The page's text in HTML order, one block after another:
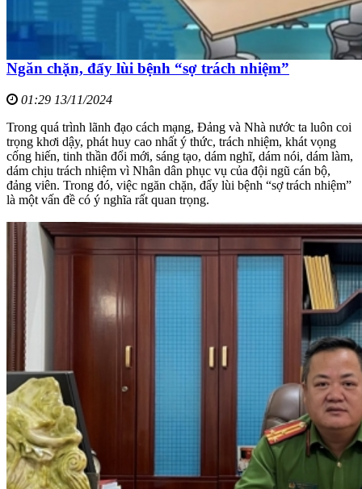
Ngăn chặn, đẩy lùi bệnh “sợ trách nhiệm”
01:29 13/11/2024
Trong quá trình lãnh đạo cách mạng, Đảng và Nhà nước ta luôn coi
trọng khơi dậy, phát huy cao nhất ý thức, trách nhiệm, khát vọng
cống hiến, tinh thần đổi mới, sáng tạo, dám nghĩ, dám nói, dám làm,
dám chịu trách nhiệm vì Nhân dân phục vụ của đội ngũ cán bộ,
đảng viên. Trong đó, việc ngăn chặn, đẩy lùi bệnh “sợ trách nhiệm”
là một vấn đề có ý nghĩa rất quan trọng.